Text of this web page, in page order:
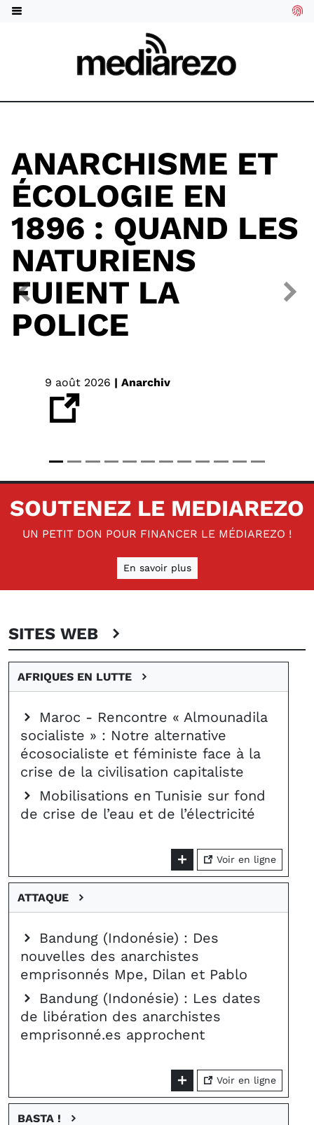
ANARCHISME ET
ÉCOLOGIE EN
1896 : QUAND LES
NATURIENS
FUIENT LA
POLICE
9 août 2026 | Anarchiv
Précédent
SOUTENEZ LE MEDIAREZO
UN PETIT DON POUR FINANCER LE MÉDIAREZO !
En savoir plus
SITES WEB
AFRIQUES EN LUTTE
Maroc - Rencontre « Almounadila
socialiste » : Notre alternative
écosocialiste et féministe face à la
crise de la civilisation capitaliste
Mobilisations en Tunisie sur fond
de crise de l’eau et de l’électricité
Voir en ligne
ATTAQUE
Bandung (Indonésie) : Des
nouvelles des anarchistes
emprisonnés Mpe, Dilan et Pablo
Bandung (Indonésie) : Les dates
de libération des anarchistes
emprisonné.es approchent
Voir en ligne
BASTA !